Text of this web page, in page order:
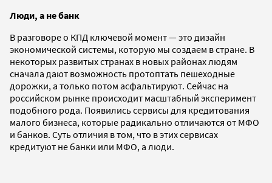
Люди, а не банк
В разговоре о КПД ключевой момент — это дизайн
экономической системы, которую мы создаем в стране. В
некоторых развитых странах в новых районах людям
сначала дают возможность протоптать пешеходные
дорожки, а только потом асфальтируют. Сейчас на
российском рынке происходит масштабный эксперимент
подобного рода. Появились сервисы для кредитования
малого бизнеса, которые радикально отличаются от МФО
и банков. Суть отличия в том, что в этих сервисах
кредитуют не банки или МФО, а люди.